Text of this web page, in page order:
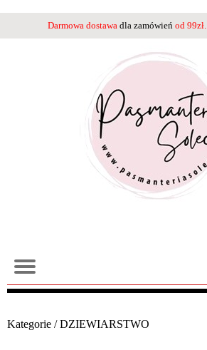
Darmowa dostawa dla zamówień od 99zł.
Kategorie /DZIEWIARSTWO